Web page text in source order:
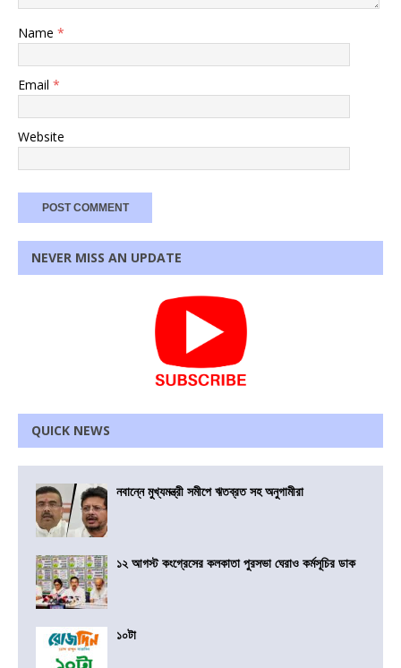
Name *
Email *
Website
NEVER MISS AN UPDATE
QUICK NEWS
নবান্নে মুখ্যমন্ত্রী সমীপে ঋতব্রত সহ অনুগামীরা
১২ আগস্ট কংগ্রেসের কলকাতা পুরসভা ঘেরাও কর্মসূচির ডাক
১০টা